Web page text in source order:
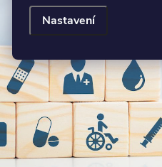
Nastavení